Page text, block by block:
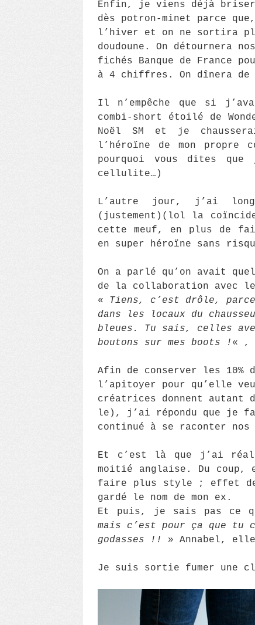
Enfin, je viens déjà briser
dès potron-minet parce
l’hiver et on ne sortira
doudoune. On détournera
fichés Banque de France
à 4 chiffres. On dînera
Il n’empêche que si
combi-short étoilé de
Noël SM et je
l’héroïne de mon
pourquoi vous dites
cellulite…)
L’autre jour, j’ai
(justement)(lol la
cette meuf, en plus de
en super héroïne sans
On a parlé qu’on avait
de la collaboration avec
« Tiens, c’est drôle,
dans les locaux du
bleues. Tu sais, celles
boutons sur mes boots ! « ,
Afin de conserver les
l’apitoyer pour qu’elle
créatrices donnent autant
le), j’ai répondu que je
continué à se raconter nos
Et c’est là que j’ai
moitié anglaise. Du coup,
faire plus style ; effet de
gardé le nom de mon ex.
Et puis, je sais pas ce
mais c’est pour ça que tu
godasses !!
» Annabel,
Je suis sortie fumer une